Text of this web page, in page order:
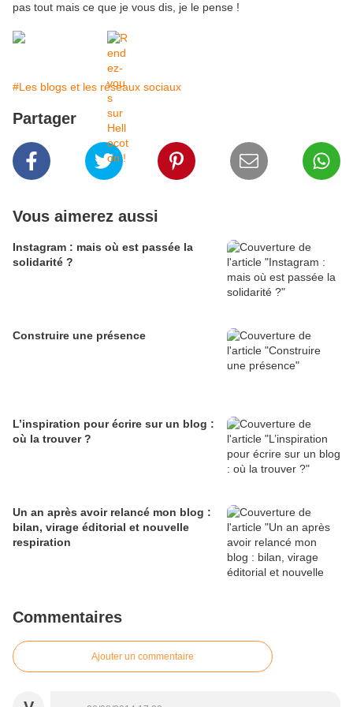
pas tout mais ce que je vous dis, je le pense !
#Les blogs et les réseaux sociaux
Partager
Vous aimerez aussi
Instagram : mais où est passée la
solidarité ?
Construire une présence
L’inspiration pour écrire sur un blog :
où la trouver ?
Un an après avoir relancé mon blog :
bilan, virage éditorial et nouvelle
respiration
Commentaires
Ajouter un commentaire